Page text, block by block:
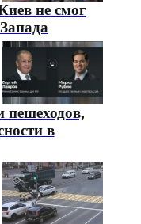
не смог
пешеходов,
в